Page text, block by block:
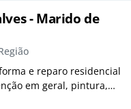
- Marido de
e reparo residencial
em geral, pintura,